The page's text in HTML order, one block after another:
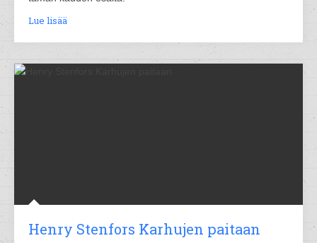
Lue lisää
Henry Stenfors Karhujen paitaan